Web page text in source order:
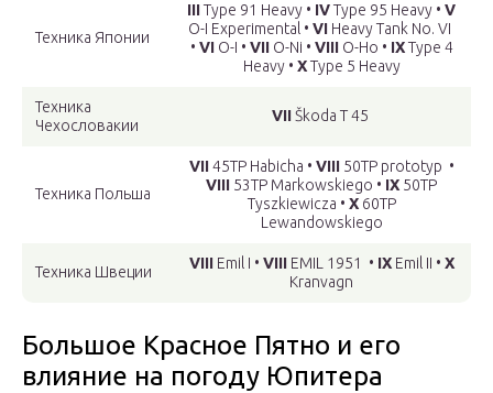
Техника Японии
IIIType 91 Heavy • IVType 95 Heavy • V
O-I Experimental • VI Heavy Tank No. VI
• VIO-I • VIIO-Ni • VIIIO-Ho • IXType 4
Heavy • XType 5 Heavy
Техника
Чехословакии
VIIŠkoda T 45
Техника Польша
VII45TP Habicha • VIII50TP prototyp •
VIII 53TP Markowskiego • IX 50TP
Tyszkiewicza • X60TP
Lewandowskiego
Техника Швеции VIIIEmil I • VIIIEMIL 1951 • IXEmil II • X
Kranvagn
Большое Красное Пятно и его
влияние на погоду Юпитера